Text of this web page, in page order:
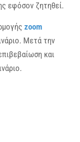
εφόσον ζητηθεί.
zoom
Μετά την
και